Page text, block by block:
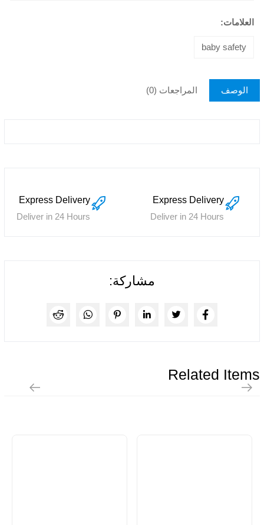
العلامات:
baby safety
الوصف المراجعات (0)
Express Delivery
Deliver in 24 Hours
Express Delivery
Deliver in 24 Hours
مشاركة:
Related Items